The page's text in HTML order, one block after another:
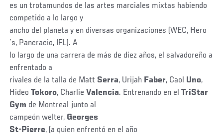
es un trotamundos de las artes marciales mixtas habiendo
competido a lo largo y
ancho del planeta y en diversas organizaciones (WEC, Hero
´s, Pancracio, IFL). A
lo largo de una carrera de más de diez años, el salvadoreño a
enfrentado a
rivales de la talla de Matt Serra, Urijah Faber, Caol Uno,
HideoTokoro, CharlieValencia. Entrenando en elTriStar
Gym de Montreal junto al
campeón welter, Georges
St-Pierre, (a quien enfrentó en el año